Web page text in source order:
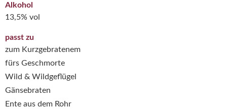
Alkohol
13,5% vol
passt zu
zum Kurzgebratenem
fürs Geschmorte
Wild & Wildgeflügel
Gänsebraten
Ente aus dem Rohr